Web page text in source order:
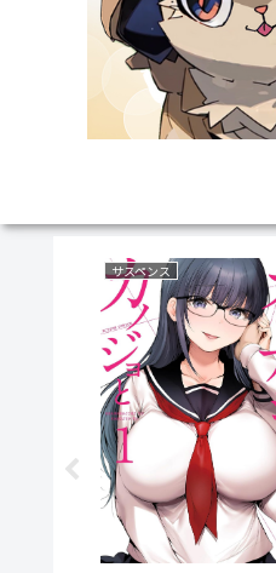
サスペンス